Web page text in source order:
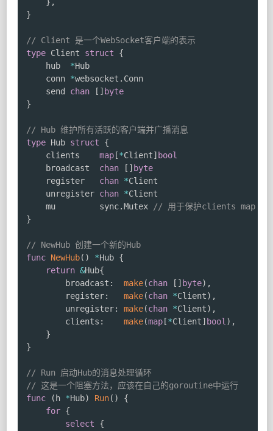
} ,
}
// Client 是一个WebSocket客户端的表示
type Client struct
{
	hub
*Hub
	conn
*websocket . Conn
	send
chan [ ] byte
}
// Hub 维护所有活跃的客户端并广播消息
type Hub struct
{
	clients
map[*Client] bool
	broadcast
chan [ ] byte
	register
chan *Client
	unregister
chan *Client
	mu         sync
.Mutex
// 用于保护clients map
}
// NewHub 创建一个新的Hub
func NewHub( ) *Hub {
return &Hub{
		broadcast
: make(chan [ ] byte) ,
		register
: make(chan *Client) ,
		unregister
: make(chan *Client) ,
		clients
: make(map[*Client] bool) ,
}
}
// Run 启动Hub的消息处理循环
// 这是一个阻塞方法，应该在自己的goroutine中运行
func
( h *Hub) Run( )
{
for {
select
{